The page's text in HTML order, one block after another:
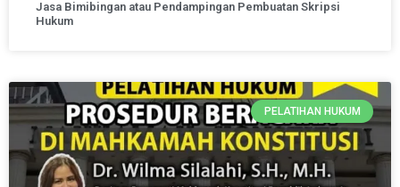
Jasa Bimibingan atau Pendampingan Pembuatan Skripsi
Hukum
PELATIHAN HUKUM